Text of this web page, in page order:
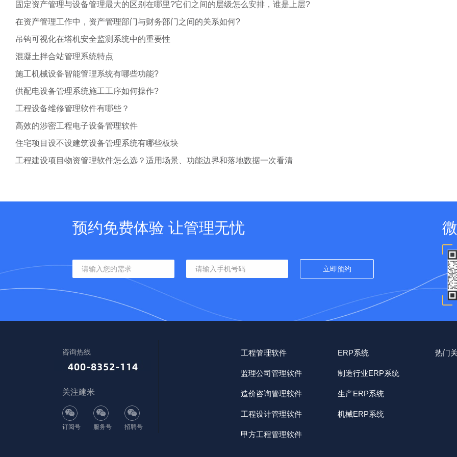
固定资产管理与设备管理最大的区别在哪里?它们之间的层级怎么安排，谁是上层?
在资产管理工作中，资产管理部门与财务部门之间的关系如何?
吊钩可视化在塔机安全监测系统中的重要性
混凝土拌合站管理系统特点
施工机械设备智能管理系统有哪些功能?
供配电设备管理系统施工工序如何操作?
工程设备维修管理软件有哪些？
高效的涉密工程电子设备管理软件
住宅项目设不设建筑设备管理系统有哪些板块
工程建设项目物资管理软件怎么选？适用场景、功能边界和落地数据一次看清
预约免费体验 让管理无忧
咨询热线
关注建米
订阅号 服务号 招聘号
工程管理软件
监理公司管理软件
造价咨询管理软件
工程设计管理软件
甲方工程管理软件
ERP系统
制造行业ERP系统
生产ERP系统
机械ERP系统
热门